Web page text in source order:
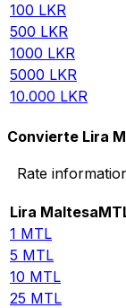
100 LKR
500 LKR
1000 LKR
5000 LKR
10.000 LKR
Convierte Lira
Rate
Lira Maltesa
1 MTL
5 MTL
10 MTL
25 MTL